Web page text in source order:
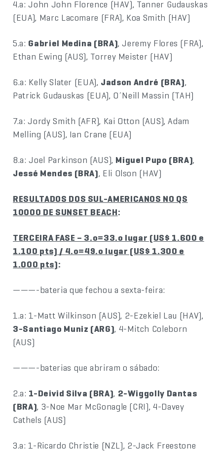
4.a: John John Florence (HAV), Tanner Gudauskas
(EUA), Marc Lacomare (FRA), Koa Smith (HAV)
5.a: Gabriel Medina (BRA), Jeremy Flores (FRA),
Ethan Ewing (AUS), Torrey Meister (HAV)
6.a: Kelly Slater (EUA), Jadson André (BRA),
Patrick Gudauskas (EUA), O´Neill Massin (TAH)
7.a: Jordy Smith (AFR), Kai Otton (AUS), Adam
Melling (AUS), Ian Crane (EUA)
8.a: Joel Parkinson (AUS), Miguel Pupo (BRA),
Jessé Mendes (BRA), Eli Olson (HAV)
RESULTADOS DOS SUL-AMERICANOS NO QS
10000 DE SUNSET BEACH:
TERCEIRA FASE – 3.o=33.o lugar (US$ 1.600 e
1.100 pts) / 4.o=49.o lugar (US$ 1.300 e
1.000 pts):
———-bateria que fechou a sexta-feira:
1.a: 1-Matt Wilkinson (AUS), 2-Ezekiel Lau (HAV),
3-Santiago Muniz (ARG), 4-Mitch Coleborn
(AUS)
———-baterias que abriram o sábado:
2.a: 1-Deivid Silva (BRA), 2-Wiggolly Dantas
(BRA), 3-Noe Mar McGonagle (CRI), 4-Davey
Cathels (AUS)
3.a: 1-Ricardo Christie (NZL), 2-Jack Freestone